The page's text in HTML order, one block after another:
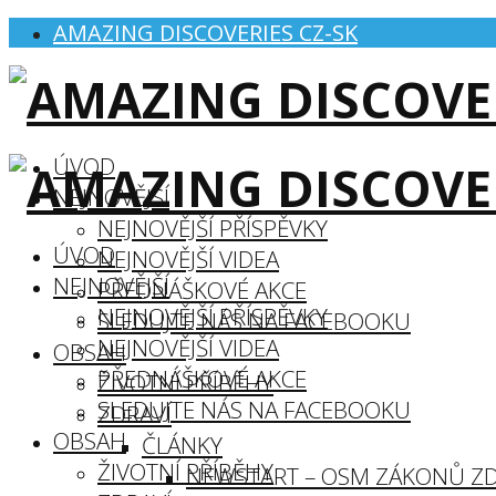
AMAZING DISCOVERIES CZ-SK
ÚVOD
NEJNOVĚJŠÍ
NEJNOVĚJŠÍ PŘÍSPĚVKY
NEJNOVĚJŠÍ VIDEA
PŘEDNÁŠKOVÉ AKCE
SLEDUJTE NÁS NA FACEBOOKU
OBSAH
ŽIVOTNÍ PŘÍBĚHY
ZDRAVÍ
ČLÁNKY
NEWSTART – OSM ZÁKONŮ
ÚVOD
NEJNOVĚJŠÍ
NEJNOVĚJŠÍ PŘÍSPĚVKY
NEJNOVĚJŠÍ VIDEA
PŘEDNÁŠKOVÉ AKCE
SLEDUJTE NÁS NA FACEBOOKU
OBSAH
ŽIVOTNÍ PŘÍBĚHY